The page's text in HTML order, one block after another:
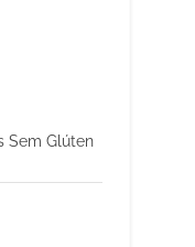
Sem Glúten